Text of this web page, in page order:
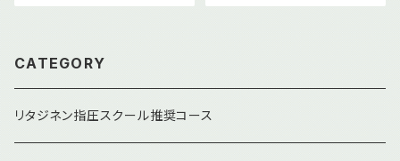
CATEGORY
リタジネン指圧スクール推奨コース